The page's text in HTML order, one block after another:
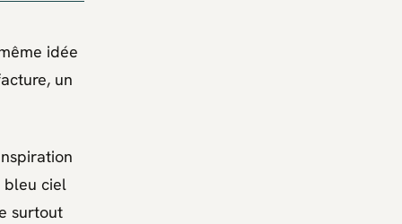
idée
un
bleu ciel
surtout